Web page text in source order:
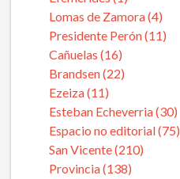
Lomas de Zamora (4)
Presidente Perón (11)
Cañuelas (16)
Brandsen (22)
Ezeiza (11)
Esteban Echeverria (30)
Espacio no editorial (75)
San Vicente (210)
Provincia (138)